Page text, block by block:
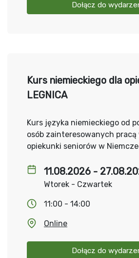
Dołącz do
11.08.2026 -
Wtorek - Czwartek
11:00 - 14:00
Online
Dołącz do
Kurs niemieckiego dla
LEGNICA
Kurs języka niemieckiego od
osób zainteresowanych
opiekunki seniorów w